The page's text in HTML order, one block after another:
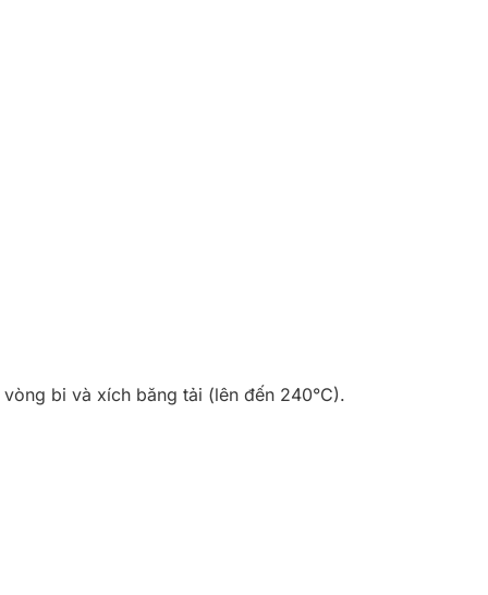
bi và xích băng tải (lên đến 240°C).